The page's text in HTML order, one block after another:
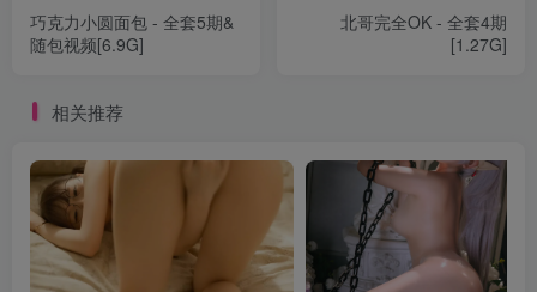
巧克力小圆面包 - 全套5期&
随包视频[6.9G]
北哥完全OK - 全套4期
[1.27G]
相关推荐